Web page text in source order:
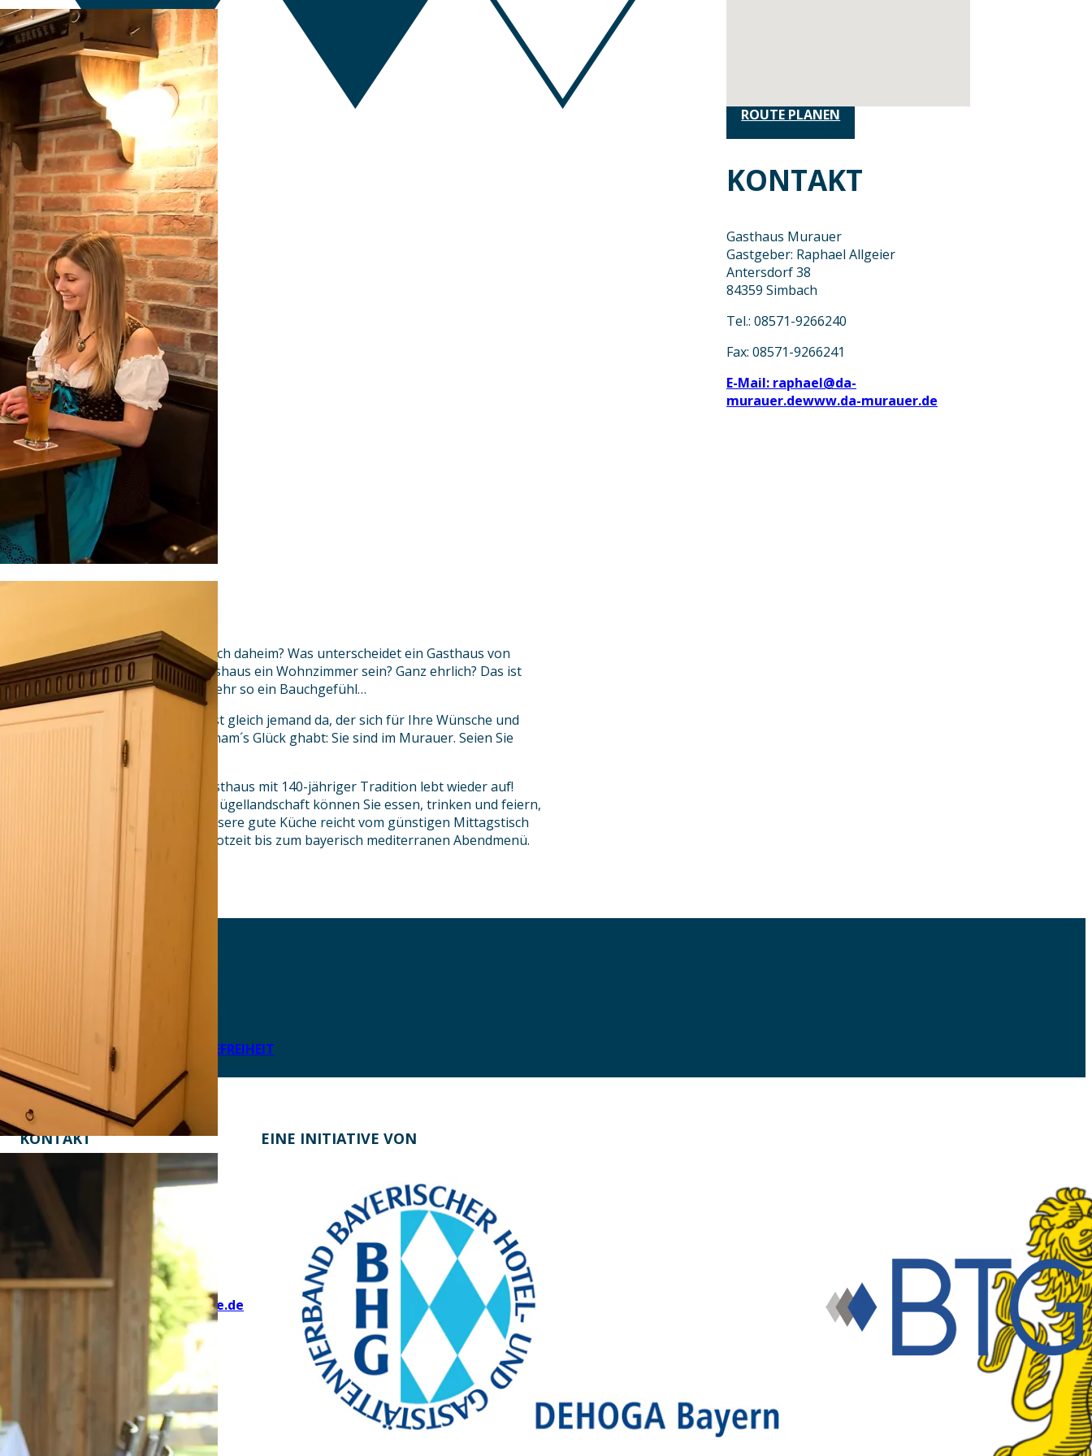
Was ist Heimat? Wo fühlen Sie sich daheim? Was unterscheidet ein Gasthaus von
einem Wirtshaus? Kann ein Wirtshaus ein Wohnzimmer sein? Ganz ehrlich? Das ist
doch bei jedem a bissl anders. Mehr so ein Bauchgefühl…
Sie fühlen sich willkommen? Es ist gleich jemand da, der sich für Ihre Wünsche und
Bedürfnisse interessiert? Dann ham´s Glück ghabt: Sie sind im Murauer. Seien Sie
Unser liebevoll restauriertes Gasthaus mit 140-jähriger Tradition lebt wieder auf!
Inmitten reizvoller bayerischer Hügellandschaft können Sie essen, trinken und feiern,
wonach Ihnen der Sinn steht. Unsere gute Küche reicht vom günstigen Mittagstisch
über eine zünftige Biergartenbrotzeit bis zum bayerisch mediterranen Abendmenü.
ROUTE PLANEN
KONTAKT
Gasthaus Murauer
Gastgeber: Raphael Allgeier
Antersdorf 38
84359 Simbach
Tel.: 08571-9266240
Fax: 08571-9266241
E-Mail: raphael@da-
murauer.dewww.da-murauer.de
ERKLÄRUNG ZUR BARRIEREFREIHEIT
KONTAKT EINE INITIATIVE VON
Bayern Tourist Gmbh (BTG)
Prinz-Ludwig-Palais
Türkenstraße 7
80333 München
Telefon: +49 89 28760-117
Fax: +49 89 28760-121
bayerischekueche@btg-service.de
www.btg-service.de